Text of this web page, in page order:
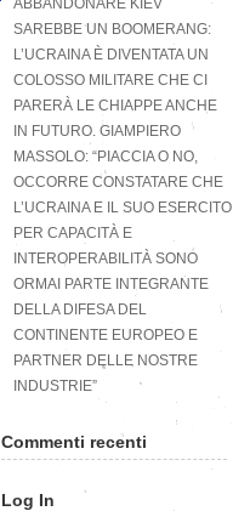
ABBANDONARE KIEV
SAREBBE UN BOOMERANG:
L’UCRAINA È DIVENTATA UN
COLOSSO MILITARE CHE CI
PARERÀ LE CHIAPPE ANCHE
IN FUTURO. GIAMPIERO
MASSOLO: “PIACCIA O NO,
OCCORRE CONSTATARE CHE
L’UCRAINA E IL SUO ESERCITO
PER CAPACITÀ E
INTEROPERABILITÀ SONO
ORMAI PARTE INTEGRANTE
DELLA DIFESA DEL
CONTINENTE EUROPEO E
PARTNER DELLE NOSTRE
INDUSTRIE”
Commenti recenti
Log In